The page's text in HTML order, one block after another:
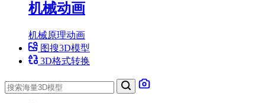
机械动画
机械原理动画
图搜3D模型
3D格式转换